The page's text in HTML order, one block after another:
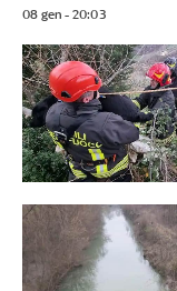
08 gen - 20:03